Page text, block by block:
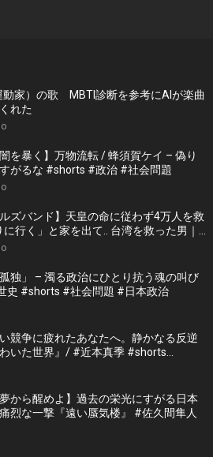
動家）の歌 MBTI診断を参考にAIが楽曲
れた
闇を暴く】万物流転 / 蜂須賀ケイ – 偽り
がるな #shorts #政治 #社会問題
ルズバンド】天皇の命に従わず4万人を救
に行く」と家を出て.. 台湾を救った男｜
もなき勝利』 by 寿STUDIO
孤独」 – 濁る政治にひとり抗う魂の叫び
史 #shorts #社会問題 #日本政治
競争に疲れたあなたへ。静かなる反逆
いた世界』/ #近本真季 #shorts
夢から醒めよ】過去の栄光にすがる日本
烈な一撃『遠い蜃気楼』 #佐久間隼人